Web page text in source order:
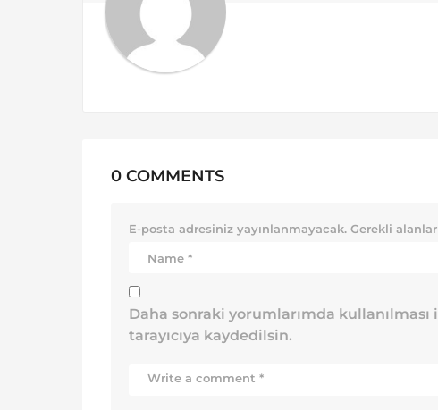
0 COMMENTS
E-posta adresiniz yayınlanmayacak. Gerekli alanlar
Daha sonraki yorumlarımda
tarayıcıya kaydedilsin.